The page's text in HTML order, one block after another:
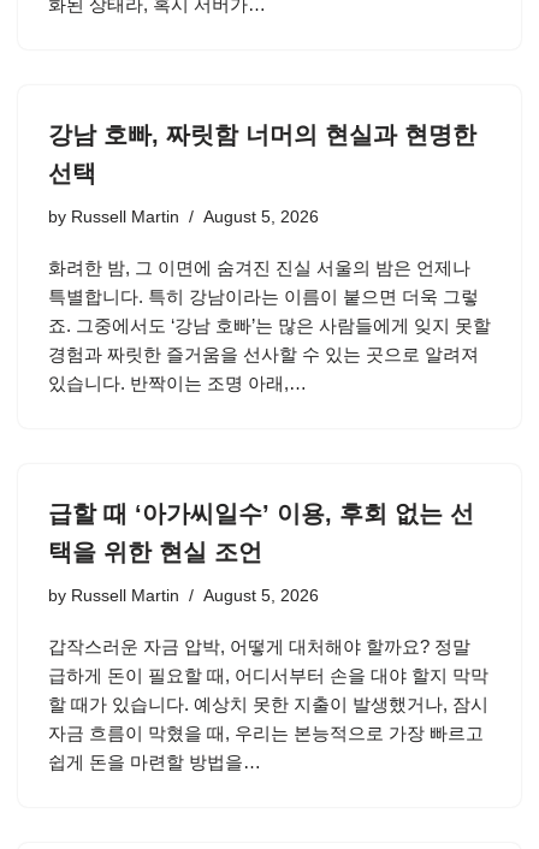
화된 상태라, 혹시 서버가…
강남 호빠, 짜릿함 너머의 현실과 현명한
선택
by Russell Martin August 5, 2026
화려한 밤, 그 이면에 숨겨진 진실 서울의 밤은 언제나
특별합니다. 특히 강남이라는 이름이 붙으면 더욱 그렇
죠. 그중에서도 ‘강남 호빠’는 많은 사람들에게 잊지 못할
경험과 짜릿한 즐거움을 선사할 수 있는 곳으로 알려져
있습니다. 반짝이는 조명 아래,…
급할 때 ‘아가씨일수’ 이용, 후회 없는 선
택을 위한 현실 조언
by Russell Martin August 5, 2026
갑작스러운 자금 압박, 어떻게 대처해야 할까요? 정말
급하게 돈이 필요할 때, 어디서부터 손을 대야 할지 막막
할 때가 있습니다. 예상치 못한 지출이 발생했거나, 잠시
자금 흐름이 막혔을 때, 우리는 본능적으로 가장 빠르고
쉽게 돈을 마련할 방법을…